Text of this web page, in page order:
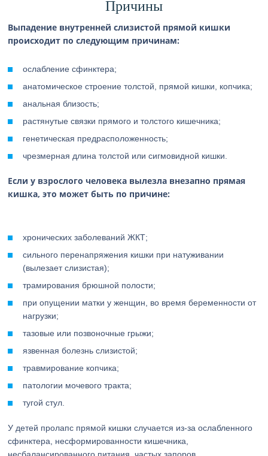
Причины
Выпадение внутренней слизистой прямой кишки
происходит по следующим причинам:
ослабление сфинктера;
анатомическое строение толстой, прямой кишки, копчика;
анальная близость;
растянутые связки прямого и толстого кишечника;
генетическая предрасположенность;
чрезмерная длина толстой или сигмовидной кишки.
Если у взрослого человека вылезла внезапно прямая
кишка, это может быть по причине:
хронических заболеваний ЖКТ;
сильного перенапряжения кишки при натуживании
(вылезает слизистая);
трамирования брюшной полости;
при опущении матки у женщин, во время беременности от
нагрузки;
тазовые или позвоночные грыжи;
язвенная болезнь слизистой;
травмирование копчика;
патологии мочевого тракта;
тугой стул.
У детей пролапс прямой кишки случается из-за ослабленного
сфинктера, несформированности кишечника,